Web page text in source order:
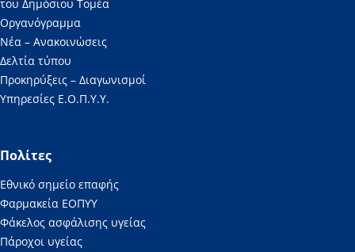
του Δημόσιου Τομέα
Οργανόγραμμα
Νέα – Ανακοινώσεις
Δελτία τύπου
Προκηρύξεις – Διαγωνισμοί
Υπηρεσίες Ε.Ο.Π.Υ.Υ.
Πολίτες
Εθνικό σημείο επαφής
Φαρμακεία ΕΟΠΥΥ
Φάκελος ασφάλισης υγείας
Πάροχοι υγείας